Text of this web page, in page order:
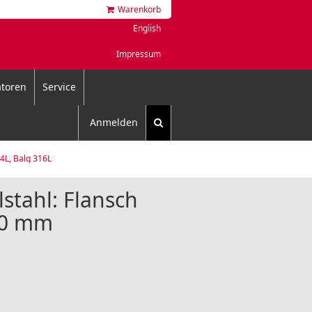
Warenkorb
English
Impressum
Service
Anmelden
Balg 316L
Flansch
mm